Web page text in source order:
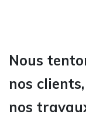
Nous
nos
nos